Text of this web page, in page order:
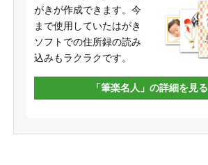
がきが作成できます。今
まで使用していたはがき
ソフトでの住所録の読み
込みもラクラクです。
「筆楽名人」の詳細を見る